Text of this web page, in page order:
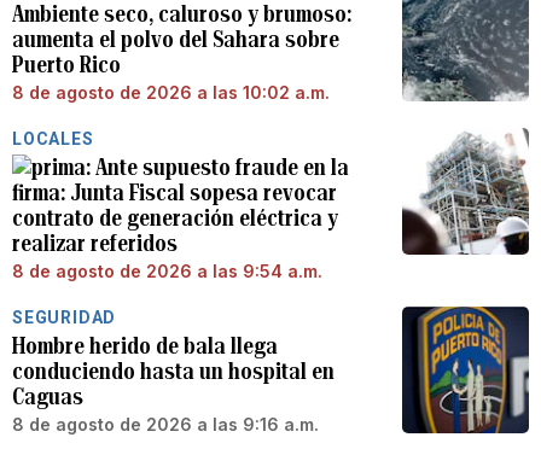
Ambiente seco, caluroso y brumoso:
aumenta el polvo del Sahara sobre
Puerto Rico
8 de agosto de 2026 a las 10:02 a.m.
LOCALES
Ante supuesto fraude en la
firma: Junta Fiscal sopesa revocar
contrato de generación eléctrica y
realizar referidos
8 de agosto de 2026 a las 9:54 a.m.
SEGURIDAD
Hombre herido de bala llega
conduciendo hasta un hospital en
Caguas
8 de agosto de 2026 a las 9:16 a.m.